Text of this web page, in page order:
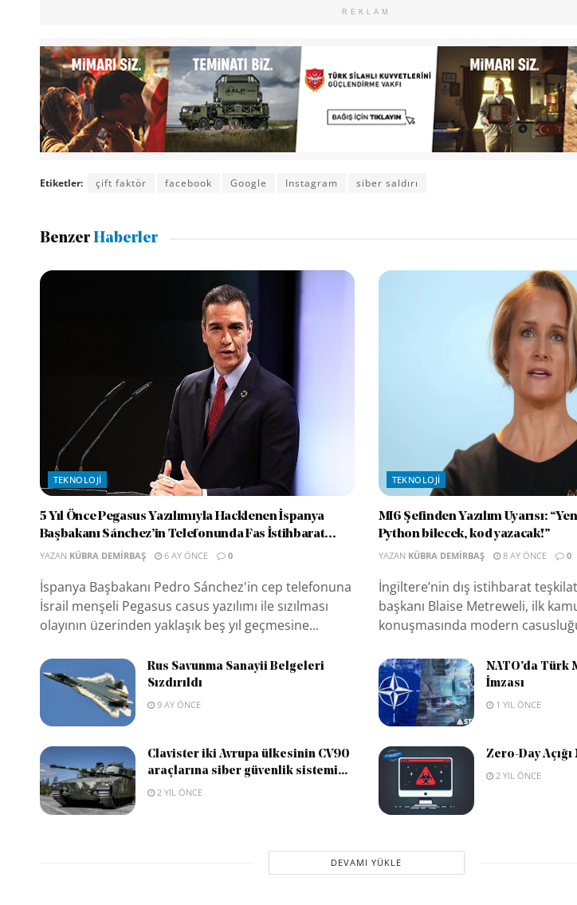
REKLAM
Etiketler: çift faktör facebook Google Instagram siber saldırı
BenzerHaberler
TEKNOLOJI
5 Yıl Önce Pegasus Yazılımıyla Hacklenen İspanya
Başbakanı Sánchez’in Telefonunda Fas İstihbarat...
YAZAN KÜBRA DEMIRBAŞ 6 AY ÖNCE 0
İspanya Başbakanı Pedro Sánchez'in cep telefonuna
İsrail menşeli Pegasus casus yazılımı ile sızılması
olayının üzerinden yaklaşık beş yıl geçmesine...
TEKNOLOJI
MI6 Şefinden Yazılım Uyarısı:
Python bilecek, kod yazacak!”
YAZAN KÜBRA DEMIRBAŞ 8 AY ÖNCE 0
İngiltere’nin dış istihbarat
başkanı Blaise Metreweli, ilk
konuşmasında modern
Rus Savunma Sanayii Belgeleri
Sızdırıldı
9 AY ÖNCE
NATO’da Türk
İmzası
1 YIL ÖNCE
Clavister iki Avrupa ülkesinin CV90
araçlarına siber güvenlik sistemi...
2 YIL ÖNCE
Zero-Day Açığı
2 YIL ÖNCE
DEVAMI YÜKLE